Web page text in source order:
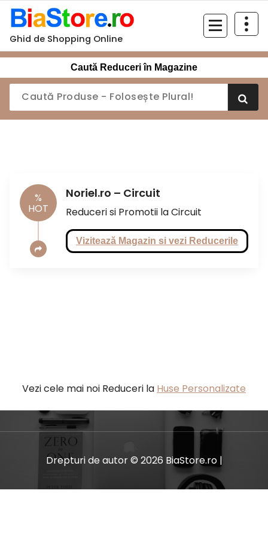
Sari
conținut
Ghid de Shopping Online
Caută Reduceri în Magazine
%
HOT
Noriel.ro – Circuit
Reduceri si Promotii la Circuit
Vizitează Magazin si vezi Reducerile
Vezi cele mai noi Reduceri la Huse Personalizate
Drepturi de autor © 2026 BiaStore.ro |